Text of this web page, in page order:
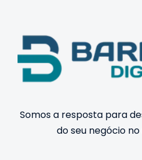
Somos a resposta para
do seu negócio